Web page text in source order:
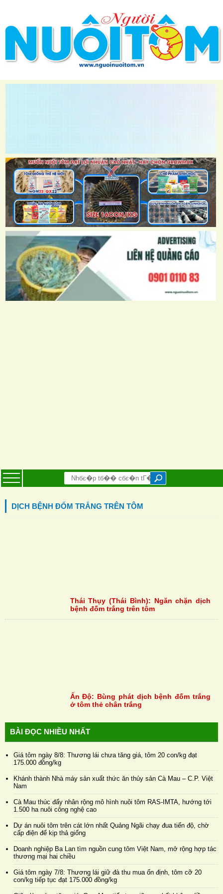
DỊCH BỆNH ĐỐM TRẮNG TRÊN TÔM
Thái Thụy (Thái Bình): Ngăn chặn dịch
bệnh đốm trắng trên tôm
Ấn Độ: Bùng phát dịch bệnh đốm trắng
ở tôm thẻ chân trắng
BÀI ĐỌC NHIỀU NHẤT
Giá tôm ngày 8/8: Thương lái chưa tăng giá, tôm 20 con/kg đạt
175.000 đồng/kg
Khánh thành Nhà máy sản xuất thức ăn thủy sản Cà Mau – C.P. Việt
Nam
Cà Mau thúc đẩy nhân rộng mô hình nuôi tôm RAS-IMTA, hướng tới
1.500 ha nuôi công nghệ cao
Dự án nuôi tôm trên cát lớn nhất Quảng Ngãi chạy đua tiến độ, chờ
cấp điện để kịp thả giống
Doanh nghiệp Ba Lan tìm nguồn cung tôm Việt Nam, mở rộng hợp tác
thương mại hai chiều
Giá tôm ngày 7/8: Thương lái giữ đà thu mua ổn định, tôm cỡ 20
con/kg tiếp tục đạt 175.000 đồng/kg